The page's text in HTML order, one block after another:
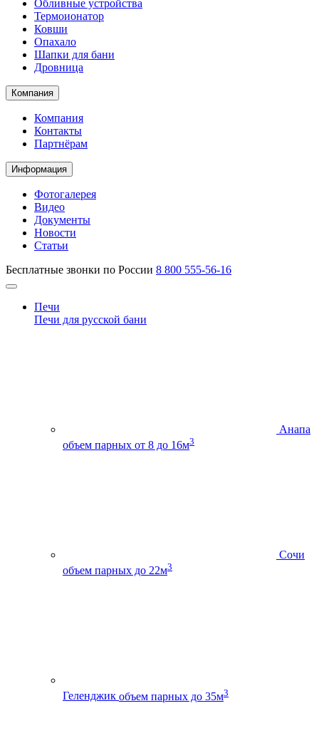
Обливные устройства
Термоионатор
Ковши
Опахало
Шапки для бани
Дровница
Компания
Компания
Контакты
Партнёрам
Информация
Фотогалерея
Видео
Документы
Новости
Статьи
Бесплатные звонки по России 8 800 555-56-16
Печи
Печи для русской бани
Анапа
объем парных от 8 до 16м3
Сочи
объем парных до 22м3
Геленджик объем парных до 35м3